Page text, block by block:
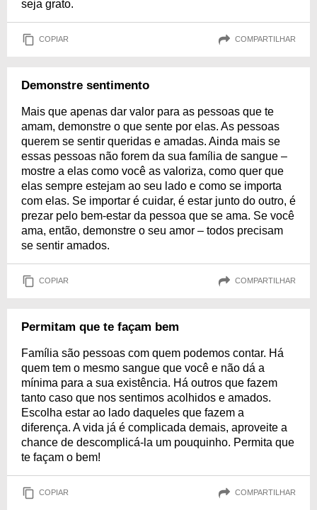
seja grato.
COPIAR COMPARTILHAR
Demonstre sentimento
Mais que apenas dar valor para as pessoas que te
amam, demonstre o que sente por elas. As pessoas
querem se sentir queridas e amadas. Ainda mais se
essas pessoas não forem da sua família de sangue –
mostre a elas como você as valoriza, como quer que
elas sempre estejam ao seu lado e como se importa
com elas. Se importar é cuidar, é estar junto do outro, é
prezar pelo bem-estar da pessoa que se ama. Se você
ama, então, demonstre o seu amor – todos precisam
se sentir amados.
COPIAR COMPARTILHAR
Permitam que te façam bem
Família são pessoas com quem podemos contar. Há
quem tem o mesmo sangue que você e não dá a
mínima para a sua existência. Há outros que fazem
tanto caso que nos sentimos acolhidos e amados.
Escolha estar ao lado daqueles que fazem a
diferença. A vida já é complicada demais, aproveite a
chance de descomplicá-la um pouquinho. Permita que
te façam o bem!
COPIAR COMPARTILHAR